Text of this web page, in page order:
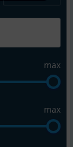
max
max